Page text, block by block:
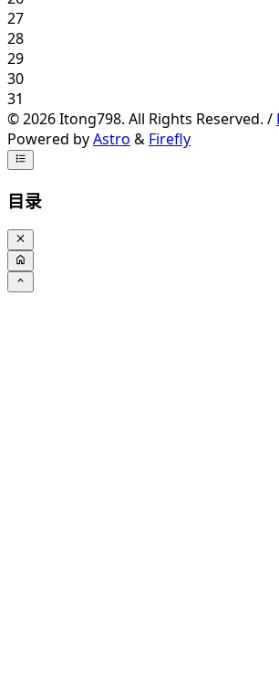
27
28
29
30
31
©2026Itong798. All Rights Reserved. /
Powered byAstro & Firefly
目录